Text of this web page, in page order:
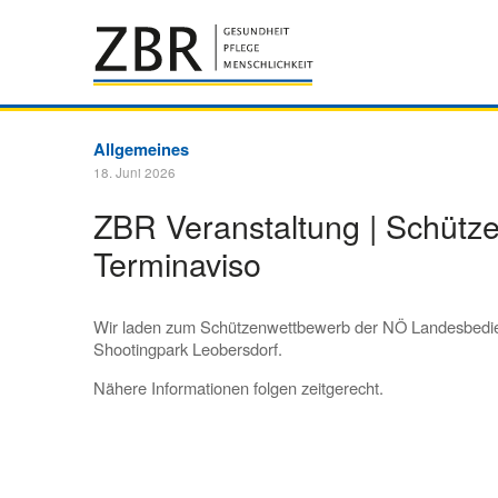
Allgemeines
18. Juni 2026
ZBR Veranstaltung |
Terminaviso
Wir laden zum Schützenwettbewerb der NÖ
Shootingpark Leobersdorf.
Nähere Informationen folgen zeitgerecht.